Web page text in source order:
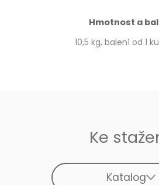
Hmotnost a
10,5 kg, balení od 1
Ke
Katalog